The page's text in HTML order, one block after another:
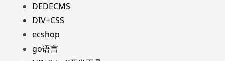
DEDECMS
DIV+CSS
ecshop
go语言